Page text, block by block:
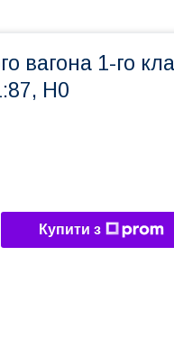
вагона 1-го
H0
Купити з